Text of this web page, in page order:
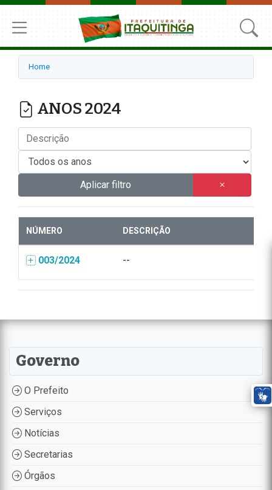
Home
ANOS 2024
Aplicar filtro
NÚMERO DESCRIÇÃO
003/2024 --
Governo
O Prefeito
Serviços
Notícias
Secretarias
Órgãos